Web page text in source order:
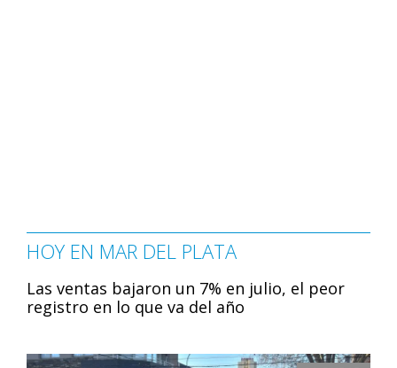
HOY EN MAR DEL PLATA
Las ventas bajaron un 7% en julio, el peor
registro en lo que va del año